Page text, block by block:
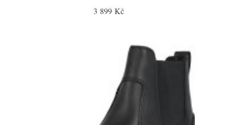
3 899 Kč